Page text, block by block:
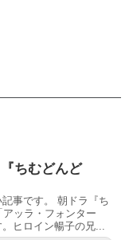
ちむどんど
事です。 朝ドラ『ち
ッラ・フォンター
ヒロイン暢子の兄...